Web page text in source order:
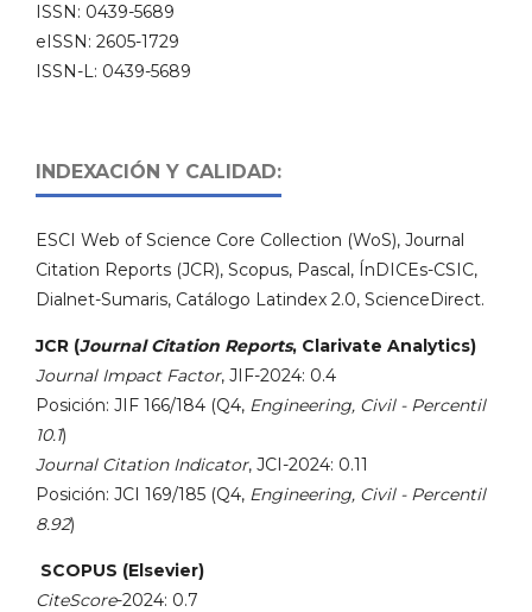
ISSN: 0439-5689
eISSN: 2605-1729
ISSN-L: 0439-5689
INDEXACIÓN Y CALIDAD:
ESCI Web of Science Core Collection (WoS), Journal
Citation Reports (JCR), Scopus, Pascal, ÍnDICEs-CSIC,
Dialnet-Sumaris, Catálogo Latindex 2.0, ScienceDirect.
JCR (Journal Citation Reports, Clarivate Analytics)
Journal Impact Factor, JIF-2024: 0.4
Posición: JIF 166/184 (Q4, Engineering, Civil - Percentil
10.1)
Journal Citation Indicator, JCI-2024: 0.11
Posición: JCI 169/185 (Q4, Engineering, Civil - Percentil
8.92)
SCOPUS (Elsevier)
CiteScore-2024: 0.7